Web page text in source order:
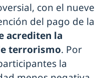
con el nueve
del pago de la
acrediten la
terrorismo. Por
la